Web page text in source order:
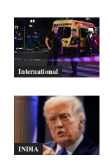
International
INDIA